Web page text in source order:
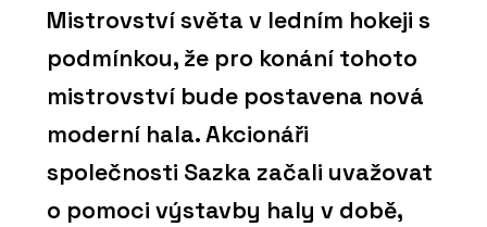
Mistrovství světa v ledním hokeji s
podmínkou, že pro konání tohoto
mistrovství bude postavena nová
moderní hala. Akcionáři
společnosti Sazka začali uvažovat
o pomoci výstavby haly v době,